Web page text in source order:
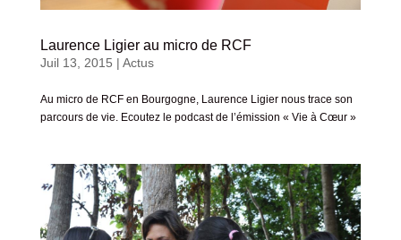
Laurence Ligier au micro de RCF
Juil 13, 2015 | Actus
Au micro de RCF en Bourgogne, Laurence Ligier nous trace son
parcours de vie. Ecoutez le podcast de l’émission « Vie à Cœur »